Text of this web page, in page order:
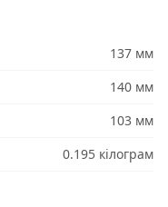
137 мм
140 мм
103 мм
0.195 кілограм